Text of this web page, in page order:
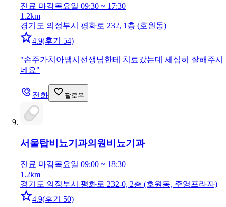
진료 마감목요일 09:30 ~ 17:30
1.2km
경기도 의정부시 평화로 232, 1층 (호원동)
4.9(후기 54)
"손주가치아땜시선생님한테 치료갔는데 세심히 잘해주시
네요"
전화 팔로우
서울탑비뇨기과의원 비뇨기과
진료 마감목요일 09:00 ~ 18:30
1.2km
경기도 의정부시 평화로 232-0, 2층 (호원동, 주영프라자)
4.9(후기 50)